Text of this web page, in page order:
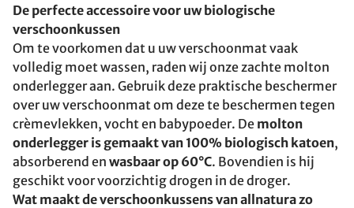
De perfecte accessoire voor uw biologische
verschoonkussen
Om te voorkomen dat u uw verschoonmat vaak
volledig moet wassen, raden wij onze zachte molton
onderlegger aan. Gebruik deze praktische beschermer
over uw verschoonmat om deze te beschermen tegen
crèmevlekken, vocht en babypoeder. De molton
onderlegger is gemaakt van 100% biologisch katoen,
absorberend en wasbaar op 60°C. Bovendien is hij
geschikt voor voorzichtig drogen in de droger.
Wat maakt de verschoonkussens van allnatura zo